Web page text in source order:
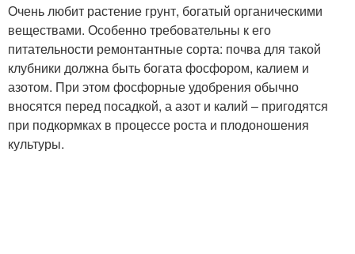
Очень любит растение грунт, богатый органическими
веществами. Особенно требовательны к его
питательности ремонтантные сорта: почва для такой
клубники должна быть богата фосфором, калием и
азотом. При этом фосфорные удобрения обычно
вносятся перед посадкой, а азот и калий – пригодятся
при подкормках в процессе роста и плодоношения
культуры.